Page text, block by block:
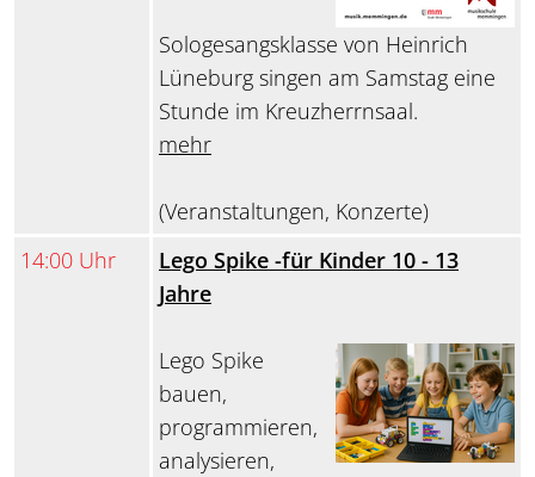
Sologesangsklasse von Heinrich
Lüneburg singen am Samstag eine
Stunde im Kreuzherrnsaal.
mehr
(Veranstaltungen, Konzerte)
14:00 Uhr
Lego Spike -für Kinder 10 - 13
Jahre
Lego Spike
bauen,
programmieren,
analysieren,